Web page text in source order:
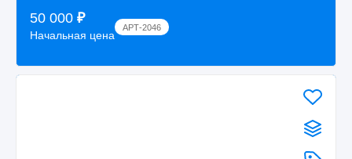
50 000 ₽
Начальная цена
АРТ-2046